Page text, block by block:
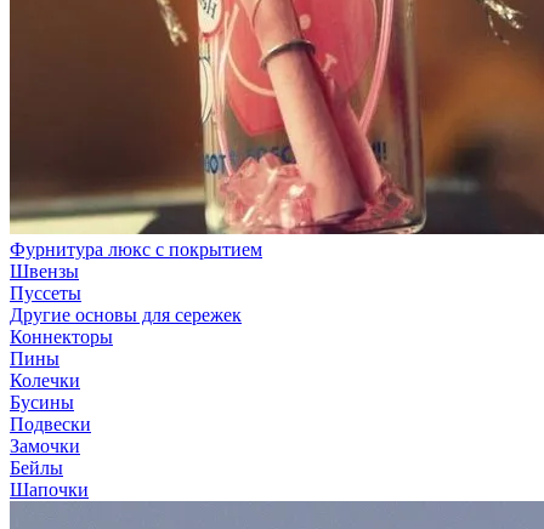
Фурнитура люкс с покрытием
Швензы
Пуссеты
Другие основы для сережек
Коннекторы
Пины
Колечки
Бусины
Подвески
Замочки
Бейлы
Шапочки